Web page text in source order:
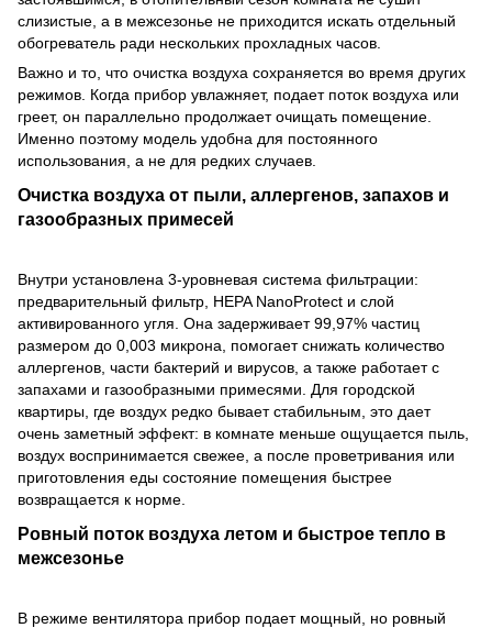
слизистые, а в межсезонье не приходится искать отдельный
обогреватель ради нескольких прохладных часов.
Важно и то, что очистка воздуха сохраняется во время других
режимов. Когда прибор увлажняет, подает поток воздуха или
греет, он параллельно продолжает очищать помещение.
Именно поэтому модель удобна для постоянного
использования, а не для редких случаев.
Очистка воздуха от пыли, аллергенов, запахов и
газообразных примесей
Внутри установлена 3-уровневая система фильтрации:
предварительный фильтр, HEPA NanoProtect и слой
активированного угля. Она задерживает 99,97% частиц
размером до 0,003 микрона, помогает снижать количество
аллергенов, части бактерий и вирусов, а также работает с
запахами и газообразными примесями. Для городской
квартиры, где воздух редко бывает стабильным, это дает
очень заметный эффект: в комнате меньше ощущается пыль,
воздух воспринимается свежее, а после проветривания или
приготовления еды состояние помещения быстрее
возвращается к норме.
Ровный поток воздуха летом и быстрое тепло в
межсезонье
В режиме вентилятора прибор подает мощный, но ровный